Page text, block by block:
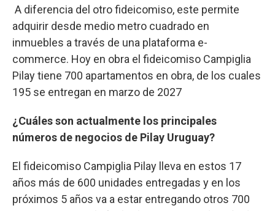
A diferencia del otro fideicomiso, este permite
adquirir desde medio metro cuadrado en
inmuebles a través de una plataforma e-
commerce. Hoy en obra el fideicomiso Campiglia
Pilay tiene 700 apartamentos en obra, de los cuales
195 se entregan en marzo de 2027
¿Cuáles son actualmente los principales
números de negocios de Pilay Uruguay?
El fideicomiso Campiglia Pilay lleva en estos 17
años más de 600 unidades entregadas y en los
próximos 5 años va a estar entregando otros 700